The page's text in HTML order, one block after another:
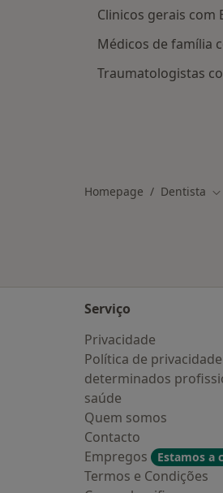
Clinicos gerais com
Médicos de família
Traumatologistas
Homepage Dentista
Serviço
Privacidade
Política de
determinados
saúde
Quem somos
Contacto
Empregos
Estamos a
Termos e Condições